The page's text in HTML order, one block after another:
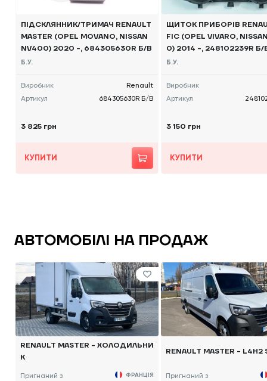
ПІДСКЛЯННИК/ТРИМАЧ RENAULT
MASTER (OPEL MOVANO, NISSAN
NV400) 2020 -, 684305630R Б/В
Б.У.
Виробник
Renault
Артикул
684305630R Б/В
3 825 грн
КУПИТИ
ЩИТОК ПРИБОРІВ
FIC (OPEL VIVARO,
0) 2014 -, 248102239R Б/
Б.У.
Виробник
Артикул
3 150 грн
КУПИТИ
АВТОМОБІЛІ НА ПРОДАЖ
RENAULT MASTER - ХОЛОДИЛЬНИ
К
Пригнаний з ФРАНЦІЯ
RENAULT MASTER - L4H2
Пригнаний з